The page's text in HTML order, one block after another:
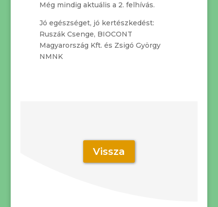
Még mindig aktuális a 2. felhívás.
Jó egészséget, jó kertészkedést:
Ruszák Csenge, BIOCONT
Magyarország Kft. és Zsigó György
NMNK
Vissza